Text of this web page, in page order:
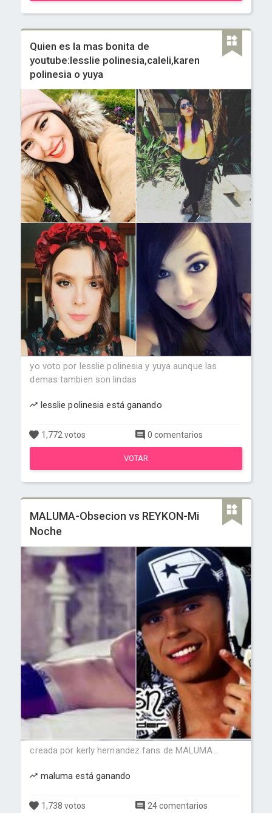
Quien es la mas bonita de
youtube:lesslie polinesia,caleli,karen
polinesia o yuya
yo voto por lesslie polinesia y yuya aunque las
demas tambien son lindas
lesslie polinesia está ganando
1,772 votos 0 comentarios
VOTAR
MALUMA-Obsecion vs REYKON-Mi
Noche
creada por kerly hernandez fans de MALUMA...
maluma está ganando
1,738 votos 24 comentarios